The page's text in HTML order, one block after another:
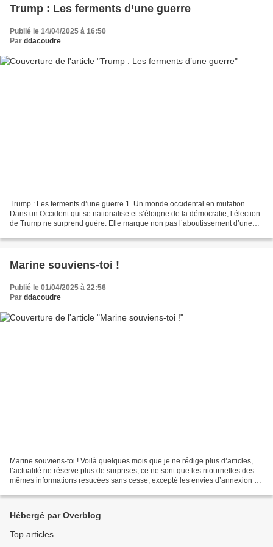
Trump : Les ferments d’une guerre
Publié le 14/04/2025 à 16:50
Par ddacoudre
Trump : Les ferments d’une guerre 1. Un monde occidental en mutation
Dans un Occident qui se nationalise et s’éloigne de la démocratie, l’élection
de Trump ne surprend guère. Elle marque non pas l’aboutissement d’une
Marine souviens-toi !
Publié le 01/04/2025 à 22:56
Par ddacoudre
Marine souviens-toi ! Voilà quelques mois que je ne rédige plus d’articles,
l’actualité ne réserve plus de surprises, ce ne sont que les ritournelles des
mêmes informations resucées sans cesse, excepté les envies d’annexion de
Hébergé par Overblog
Top articles